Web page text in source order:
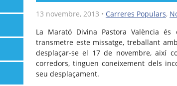
13 novembre, 2013 • Carreres Populars,
La Marató Divina Pastora València
transmetre este missatge, treballant
desplaçar-se el 17 de novembre, així
corredors, tinguen coneixement dels
seu desplaçament.